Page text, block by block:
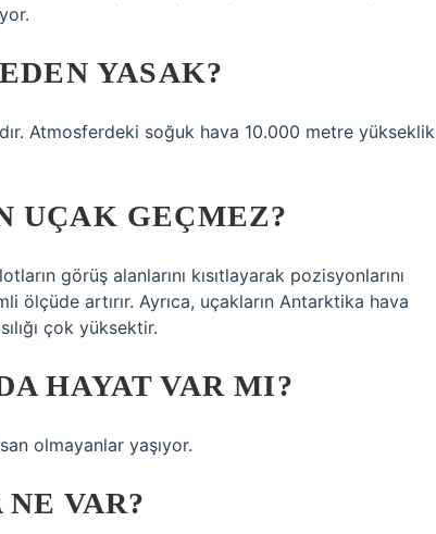
YASAK?
Atmosferdeki soğuk hava 10.000 metre yükseklik
UÇAK GEÇMEZ?
görüş alanlarını kısıtlayarak pozisyonlarını
artırır. Ayrıca, uçakların Antarktika hava
çok yüksektir.
HAYAT VAR MI?
olmayanlar yaşıyor.
VAR?